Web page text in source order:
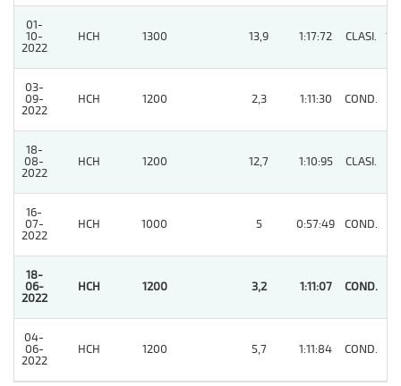
01-
10-
2022
HCH 1300 13,9 1:17:72 CLASI. 15
03-
09-
2022
HCH 1200 2,3 1:11:30 COND.
18-
08-
2022
HCH 1200 12,7 1:10:95 CLASI.
16-
07-
2022
HCH 1000 5 0:57:49 COND.
18-
06-
2022
HCH 1200 3,2 1:11:07 COND.
04-
06-
2022
HCH 1200 5,7 1:11:84 COND.